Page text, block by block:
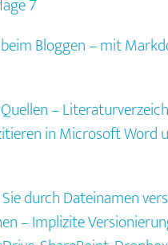
7
Bloggen – mit
–
in Microsoft Word
durch Dateinamen
– Implizite